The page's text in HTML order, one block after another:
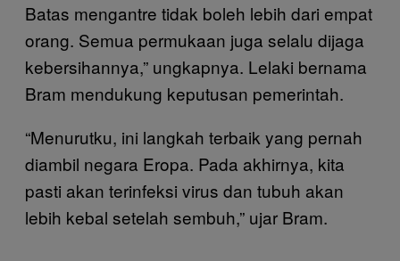
Batas mengantre tidak boleh lebih dari empat
orang. Semua permukaan juga selalu dijaga
kebersihannya,” ungkapnya. Lelaki bernama
Bram mendukung keputusan pemerintah.
“Menurutku, ini langkah terbaik yang pernah
diambil negara Eropa. Pada akhirnya, kita
pasti akan terinfeksi virus dan tubuh akan
lebih kebal setelah sembuh,” ujar Bram.